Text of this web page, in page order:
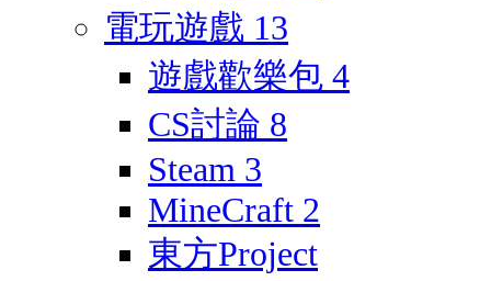
電玩遊戲 13
遊戲歡樂包 4
CS討論 8
Steam 3
MineCraft 2
東方Project